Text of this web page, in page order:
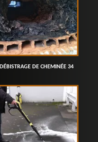
DÉBISTRAGE DE CHEMINÉE 34